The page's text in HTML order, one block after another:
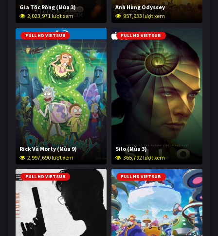
Gia Tộc Rồng (Mùa 3)
2,023,971 lượt xem
Anh Hùng Odyssey
957,933 lượt xem
FULL HD VIETSUB
Rick Và Morty (Mùa 9)
2,997,690 lượt xem
FULL HD VIETSUB
Silo (Mùa 3)
365,792 lượt xem
FULL HD VIETSUB FULL HD VIETSUB